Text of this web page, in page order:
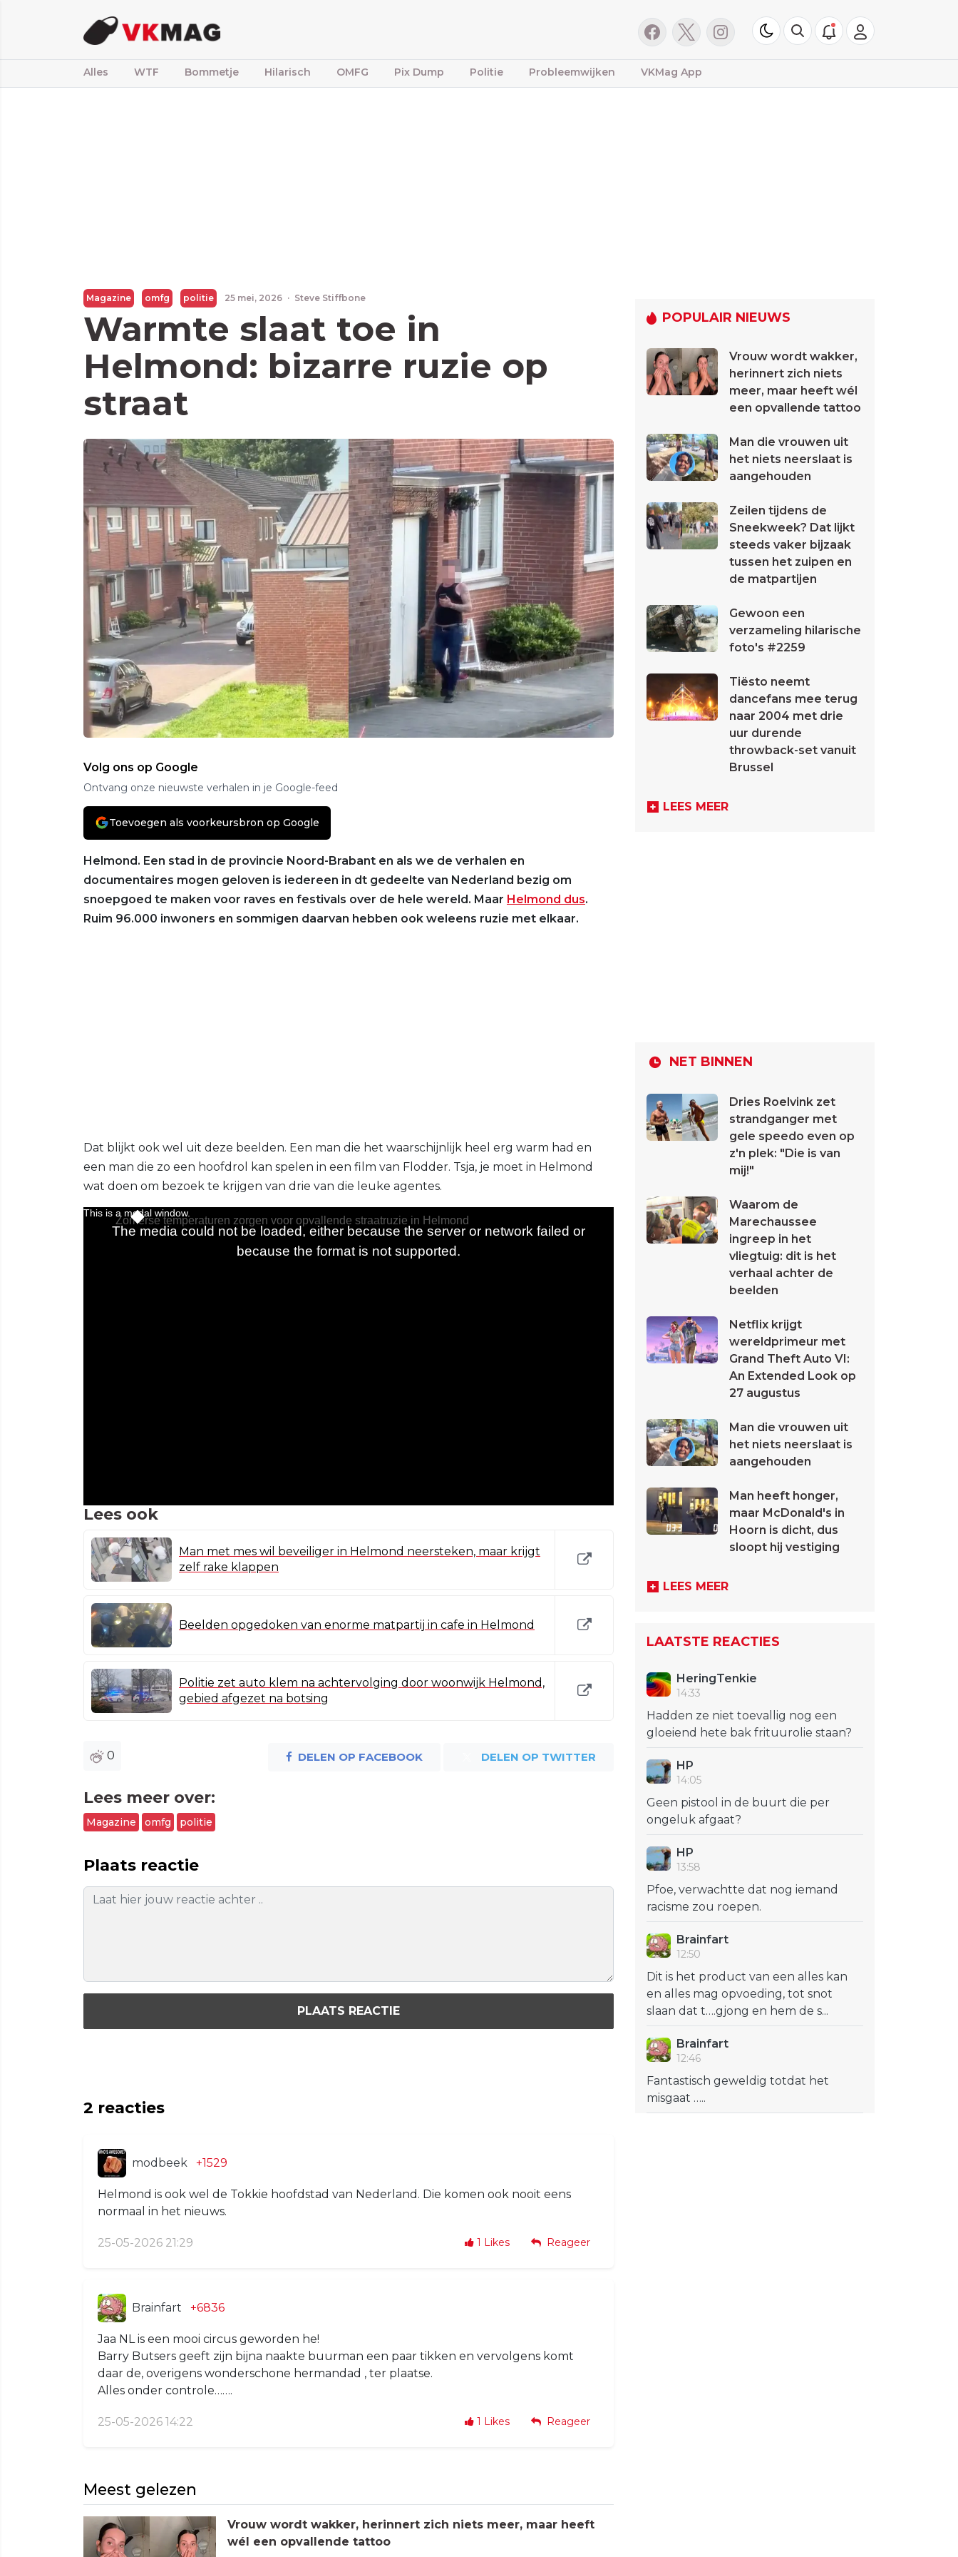
Alles WTF Bommetje Hilarisch OMFG Pix Dump Politie Probleemwijken VKMag App
Magazine omfg politie 25 mei, 2026 · Steve Stiffbone
Warmte slaat toe in
Helmond: bizarre ruzie op
straat
Volg ons op Google
Ontvang onze nieuwste verhalen in je Google-feed
Toevoegen als voorkeursbron op Google
Helmond. Een stad in de provincie Noord-Brabant en als we de verhalen en
documentaires mogen geloven is iedereen in dt gedeelte van Nederland bezig om
snoepgoed te maken voor raves en festivals over de hele wereld. Maar Helmond dus.
Ruim 96.000 inwoners en sommigen daarvan hebben ook weleens ruzie met elkaar.
Dat blijkt ook wel uit deze beelden. Een man die het waarschijnlijk heel erg warm had en
een man die zo een hoofdrol kan spelen in een film van Flodder. Tsja, je moet in Helmond
wat doen om bezoek te krijgen van drie van die leuke agentes.
Lees ook
Man met mes wil beveiliger in Helmond neersteken, maar krijgt
zelf rake klappen
Beelden opgedoken van enorme matpartij in cafe in Helmond
Politie zet auto klem na achtervolging door woonwijk Helmond,
gebied afgezet na botsing
0 DELEN OP FACEBOOK DELEN OP TWITTER
Lees meer over:
Magazine omfg politie
Plaats reactie
PLAATS REACTIE
2 reacties
modbeek +1529
Helmond is ook wel de Tokkie hoofdstad van Nederland. Die komen ook nooit eens
normaal in het nieuws.
25-05-2026 21:29 1 Likes Reageer
Brainfart +6836
Jaa NL is een mooi circus geworden he!
Barry Butsers geeft zijn bijna naakte buurman een paar tikken en vervolgens komt
daar de, overigens wonderschone hermandad , ter plaatse.
Alles onder controle…….
25-05-2026 14:22 1 Likes Reageer
Meest gelezen
Vrouw wordt wakker, herinnert zich niets meer, maar heeft
wél een opvallende tattoo
POPULAIR NIEUWS
Vrouw wordt wakker,
herinnert zich niets
meer, maar heeft wél
een opvallende tattoo
Man die vrouwen uit
het niets neerslaat is
aangehouden
Zeilen tijdens de
Sneekweek? Dat lijkt
steeds vaker bijzaak
tussen het zuipen en
de matpartijen
Gewoon een
verzameling hilarische
foto's #2259
Tiësto neemt
dancefans mee terug
naar 2004 met drie
uur durende
throwback-set vanuit
Brussel
LEES MEER
NET BINNEN
Dries Roelvink zet
strandganger met
gele speedo even op
z'n plek: "Die is van
mij!"
Waarom de
Marechaussee
ingreep in het
vliegtuig: dit is het
verhaal achter de
beelden
Netflix krijgt
wereldprimeur met
Grand Theft Auto VI:
An Extended Look op
27 augustus
Man die vrouwen uit
het niets neerslaat is
aangehouden
Man heeft honger,
maar McDonald's in
Hoorn is dicht, dus
sloopt hij vestiging
LEES MEER
LAATSTE REACTIES
HeringTenkie
14:33
Hadden ze niet toevallig nog een
gloeiend hete bak frituurolie staan?
HP
14:05
Geen pistool in de buurt die per
ongeluk afgaat?
HP
13:58
Pfoe, verwachtte dat nog iemand
racisme zou roepen.
Brainfart
12:50
Dit is het product van een alles kan
en alles mag opvoeding, tot snot
slaan dat t….gjong en hem de s...
Brainfart
12:46
Fantastisch geweldig totdat het
misgaat …..